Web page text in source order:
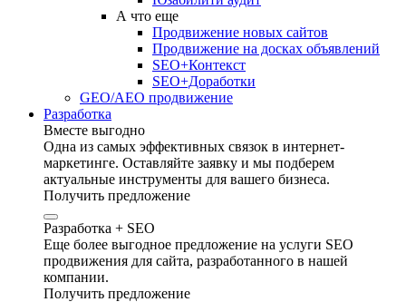
А что еще
Продвижение новых сайтов
Продвижение на досках объявлений
SEO+Контекст
SEO+Доработки
GEO/AEO продвижение
Разработка
Вместе выгодно
Одна из самых эффективных связок в интернет-
маркетинге. Оставляйте заявку и мы подберем
актуальные инструменты для вашего бизнеса.
Получить предложение
Разработка + SEO
Еще более выгодное предложение на услуги SEO
продвижения для сайта, разработанного в нашей
компании.
Получить предложение